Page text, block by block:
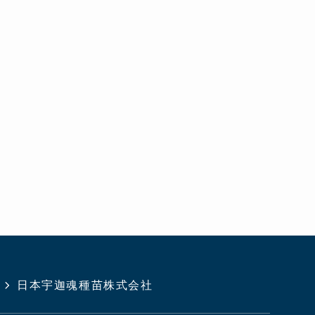
日本宇迦魂種苗株式会社